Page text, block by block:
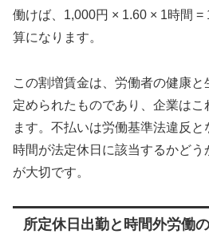
働けば、1,000円 × 1.60 × 1時間
算になります。
この割増賃金は、労働者の健康
定められたものであり、企業はこ
ます。不払いは労働基準法違反
時間が法定休日に該当するかどう
が大切です。
所定休日出勤と時間外労働